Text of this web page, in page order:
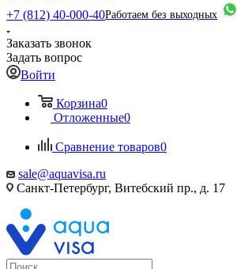
+7 (812) 40-000-40Работаем без выходных
Заказать звонок
Задать вопрос
Войти
Корзина0
Отложенные0
Сравнение товаров0
sale@aquavisa.ru
Санкт-Петербург, Витебский пр., д. 17